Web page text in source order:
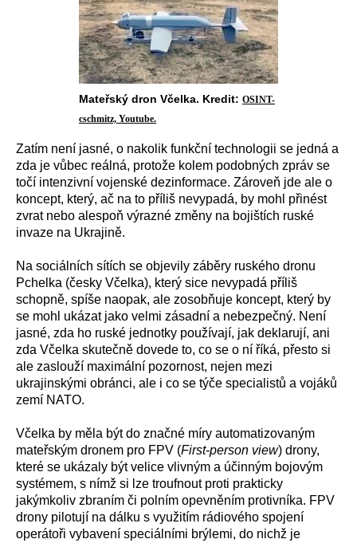
Mateřský dron Včelka. Kredit: OSINT-
cschmitz, Youtube.
Zatím není jasné, o nakolik funkční technologii se jedná a
zda je vůbec reálná, protože kolem podobných zpráv se
točí intenzivní vojenské dezinformace. Zároveň jde ale o
koncept, který, ač na to příliš nevypadá, by mohl přinést
zvrat nebo alespoň výrazné změny na bojištích ruské
invaze na Ukrajině.
Na sociálních sítích se objevily záběry ruského dronu
Pchelka (česky Včelka), který sice nevypadá příliš
schopně, spíše naopak, ale zosobňuje koncept, který by
se mohl ukázat jako velmi zásadní a nebezpečný. Není
jasné, zda ho ruské jednotky používají, jak deklarují, ani
zda Včelka skutečně dovede to, co se o ní říká, přesto si
ale zaslouží maximální pozornost, nejen mezi
ukrajinskými obránci, ale i co se týče specialistů a vojáků
zemí NATO.
Včelka by měla být do značné míry automatizovaným
mateřským dronem pro FPV (First-person view) drony,
které se ukázaly být velice vlivným a účinným bojovým
systémem, s nímž si lze troufnout proti prakticky
jakýmkoliv zbraním či polním opevněním protivníka. FPV
drony pilotují na dálku s využitím rádiového spojení
operátoři vybavení speciálními brýlemi, do nichž je